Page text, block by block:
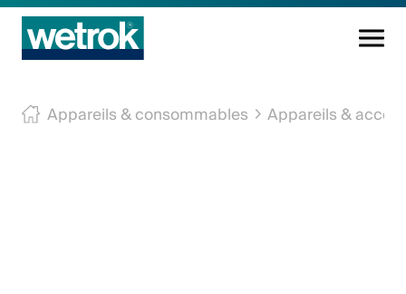
Produits
Appareils & consommables Appareils &